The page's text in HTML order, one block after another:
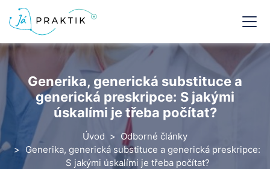
Generika, generická substituce a
generická preskripce: S jakými
úskalími je třeba počítat?
Úvod
Odborné články
Generika, generická substituce a generická preskripce:
S jakými úskalími je třeba počítat?